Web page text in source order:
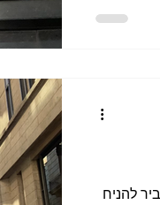
להניח